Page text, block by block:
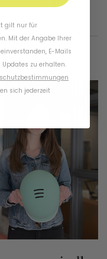
gilt nur für
Mit der Angabe Ihrer
E-Mails
Updates zu erhalten.
sich jederzeit